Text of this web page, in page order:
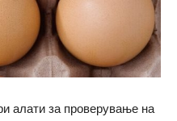
алати за проверување на